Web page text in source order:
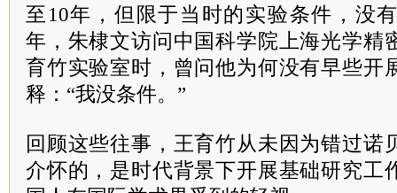
至10年，但限于当时的实验条件，没
年，朱棣文访问中国科学院上海光学精
育竹实验室时，曾问他为何没有早些开
释：“我没条件。”
回顾这些往事，王育竹从未因为错过诺
介怀的，是时代背景下开展基础研究工